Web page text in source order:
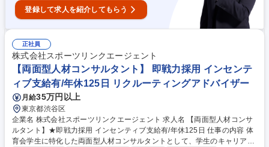
登録して求人を紹介してもらう
正社員
株式会社スポーツリンクエージェント
【両面型人材コンサルタント】 即戦力採用 インセンテ
ィブ支給有/年休125日 リクルーティングアドバイザー
月給35万円以上
東京都渋谷区
企業名 株式会社スポーツリンクエージェント 求人名 【両面型人材コンサ
ルタント】★即戦力採用 インセンティブ支給有/年休125日 仕事の内容 体
育会学生に特化した両面型人材コンサルタントとして、学生のキャリア支